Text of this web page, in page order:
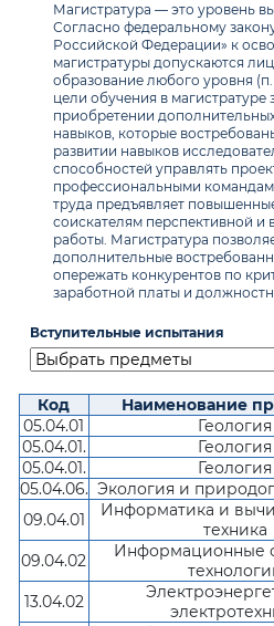
Магистратура — это уровень
Согласно федеральному
Российской Федерации» к
магистратуры допускаются
образование любого уровня
цели обучения в магистратуре
приобретении
навыков, которые
развитии навыков
способностей управлять
профессиональными
труда предъявляет
соискателям перспективной и
работы. Магистратура
дополнительные
опережать конкурентов по
заработной платы и
Вступительные испытания
Код
Наименование
05.04.01
Геология
05.04.01.
Геология
05.04.01.
Геология
05.04.06. Экология и
09.04.01
Информатика и
техника
09.04.02
Информационные
13.04.02